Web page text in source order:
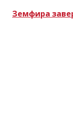
Земфира